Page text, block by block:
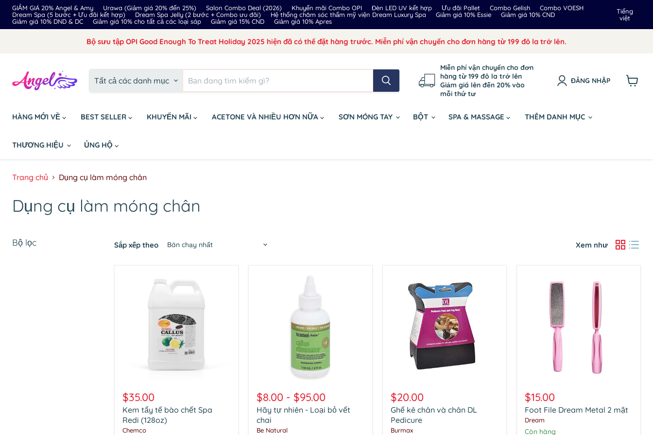
GIẢM GIÁ 20% Angel & Amy Urawa (Giảm giá 20% đến 25%) Salon Combo Deal (2026) Khuyến mãi Combo OPI Đèn LED UV kết hợp Ưu đãi Pallet Combo Gelish
Combo VOESH
Dream Spa (5 bước + Ưu đãi kết hợp)
Dream Spa Jelly (2 bước + Combo ưu đãi) Hệ thống chăm sóc thẩm mỹ viện Dream Luxury Spa Giảm giá 10% Essie
Giảm giá 10% CND
Giảm giá 10% DND & DC
Giảm giá 10% cho tất cả các loại sáp Giảm giá 15% CND Giảm giá 10% Apres
Ngôn
ngữ
Tiếng
việt
Bộ sưu tập OPI Good Enough To Treat Holiday 2025 hiện đã có thể đặt hàng trước. Miễn phí vận chuyển cho đơn hàng từ 199 đô la trở lên.
Tất cả các danh mục
Miễn phí vận chuyển cho đơn
hàng từ 199 đô la trở lên
Giảm giá lên đến 20% vào
mỗi thứ tư
ĐĂNG NHẬP
HÀNG MỚI VỀ BEST SELLER KHUYẾN MÃI ACETONE VÀ NHIỀU HƠN NỮA SƠN MÓNG TAY BỘT SPA & MASSAGE THÊM DANH MỤC
THƯƠNG HIỆU ỦNG HỘ
Trang chủ Dụng cụ làm móng chân
Dụng cụ làm móng chân
Bộ lọc Sắp xếp theo Xem như
tẩy
tế
bào
chết
Spa
$35.00
Kem tẩy tế bào chết Spa
Redi (128oz)
Chemco
tự
nhiên
-
Loại
bỏ
$8.00 - $95.00
Hãy tự nhiên - Loại bỏ vết
chai
Be Natural
kê
chân
và
chân
DL
$20.00
Ghế kê chân và chân DL
Pedicure
Burmax
File
Dream
Metal
2
mặt
$15.00
Foot File Dream Metal 2 mặt
Dream
Còn hàng